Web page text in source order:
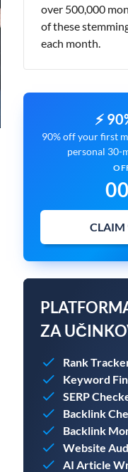
over 500,000
of these
each month.
⚡
90% off your first
personal 30-
00
CLAIM
ZA
Rank
Keyword
SERP
Backlink
Backlink
Website
AI Article